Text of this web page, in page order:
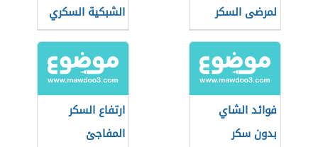
لمرضى السكر
الشبكية السكري
فوائد الشاي
بدون سكر
ارتفاع السكر
المفاجئ